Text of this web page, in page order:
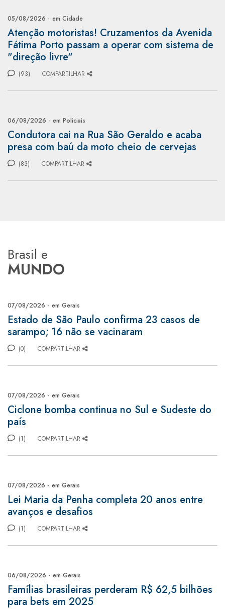
05/08/2026 - em Cidade
Atenção motoristas! Cruzamentos da Avenida
Fátima Porto passam a operar com sistema de
"direção livre"
(93) COMPARTILHAR
06/08/2026 - em Policiais
Condutora cai na Rua São Geraldo e acaba
presa com baú da moto cheio de cervejas
(83) COMPARTILHAR
Brasil e
MUNDO
07/08/2026 - em Gerais
Estado de São Paulo confirma 23 casos de
sarampo; 16 não se vacinaram
(0) COMPARTILHAR
07/08/2026 - em Gerais
Ciclone bomba continua no Sul e Sudeste do
país
(1) COMPARTILHAR
07/08/2026 - em Gerais
Lei Maria da Penha completa 20 anos entre
avanços e desafios
(1) COMPARTILHAR
06/08/2026 - em Gerais
Famílias brasileiras perderam R$ 62,5 bilhões
para bets em 2025